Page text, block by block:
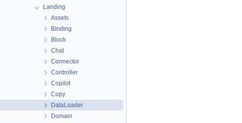
Landing
Assets
Binding
Block
Chat
Connector
Controller
Copilot
Copy
DataLoader
Domain